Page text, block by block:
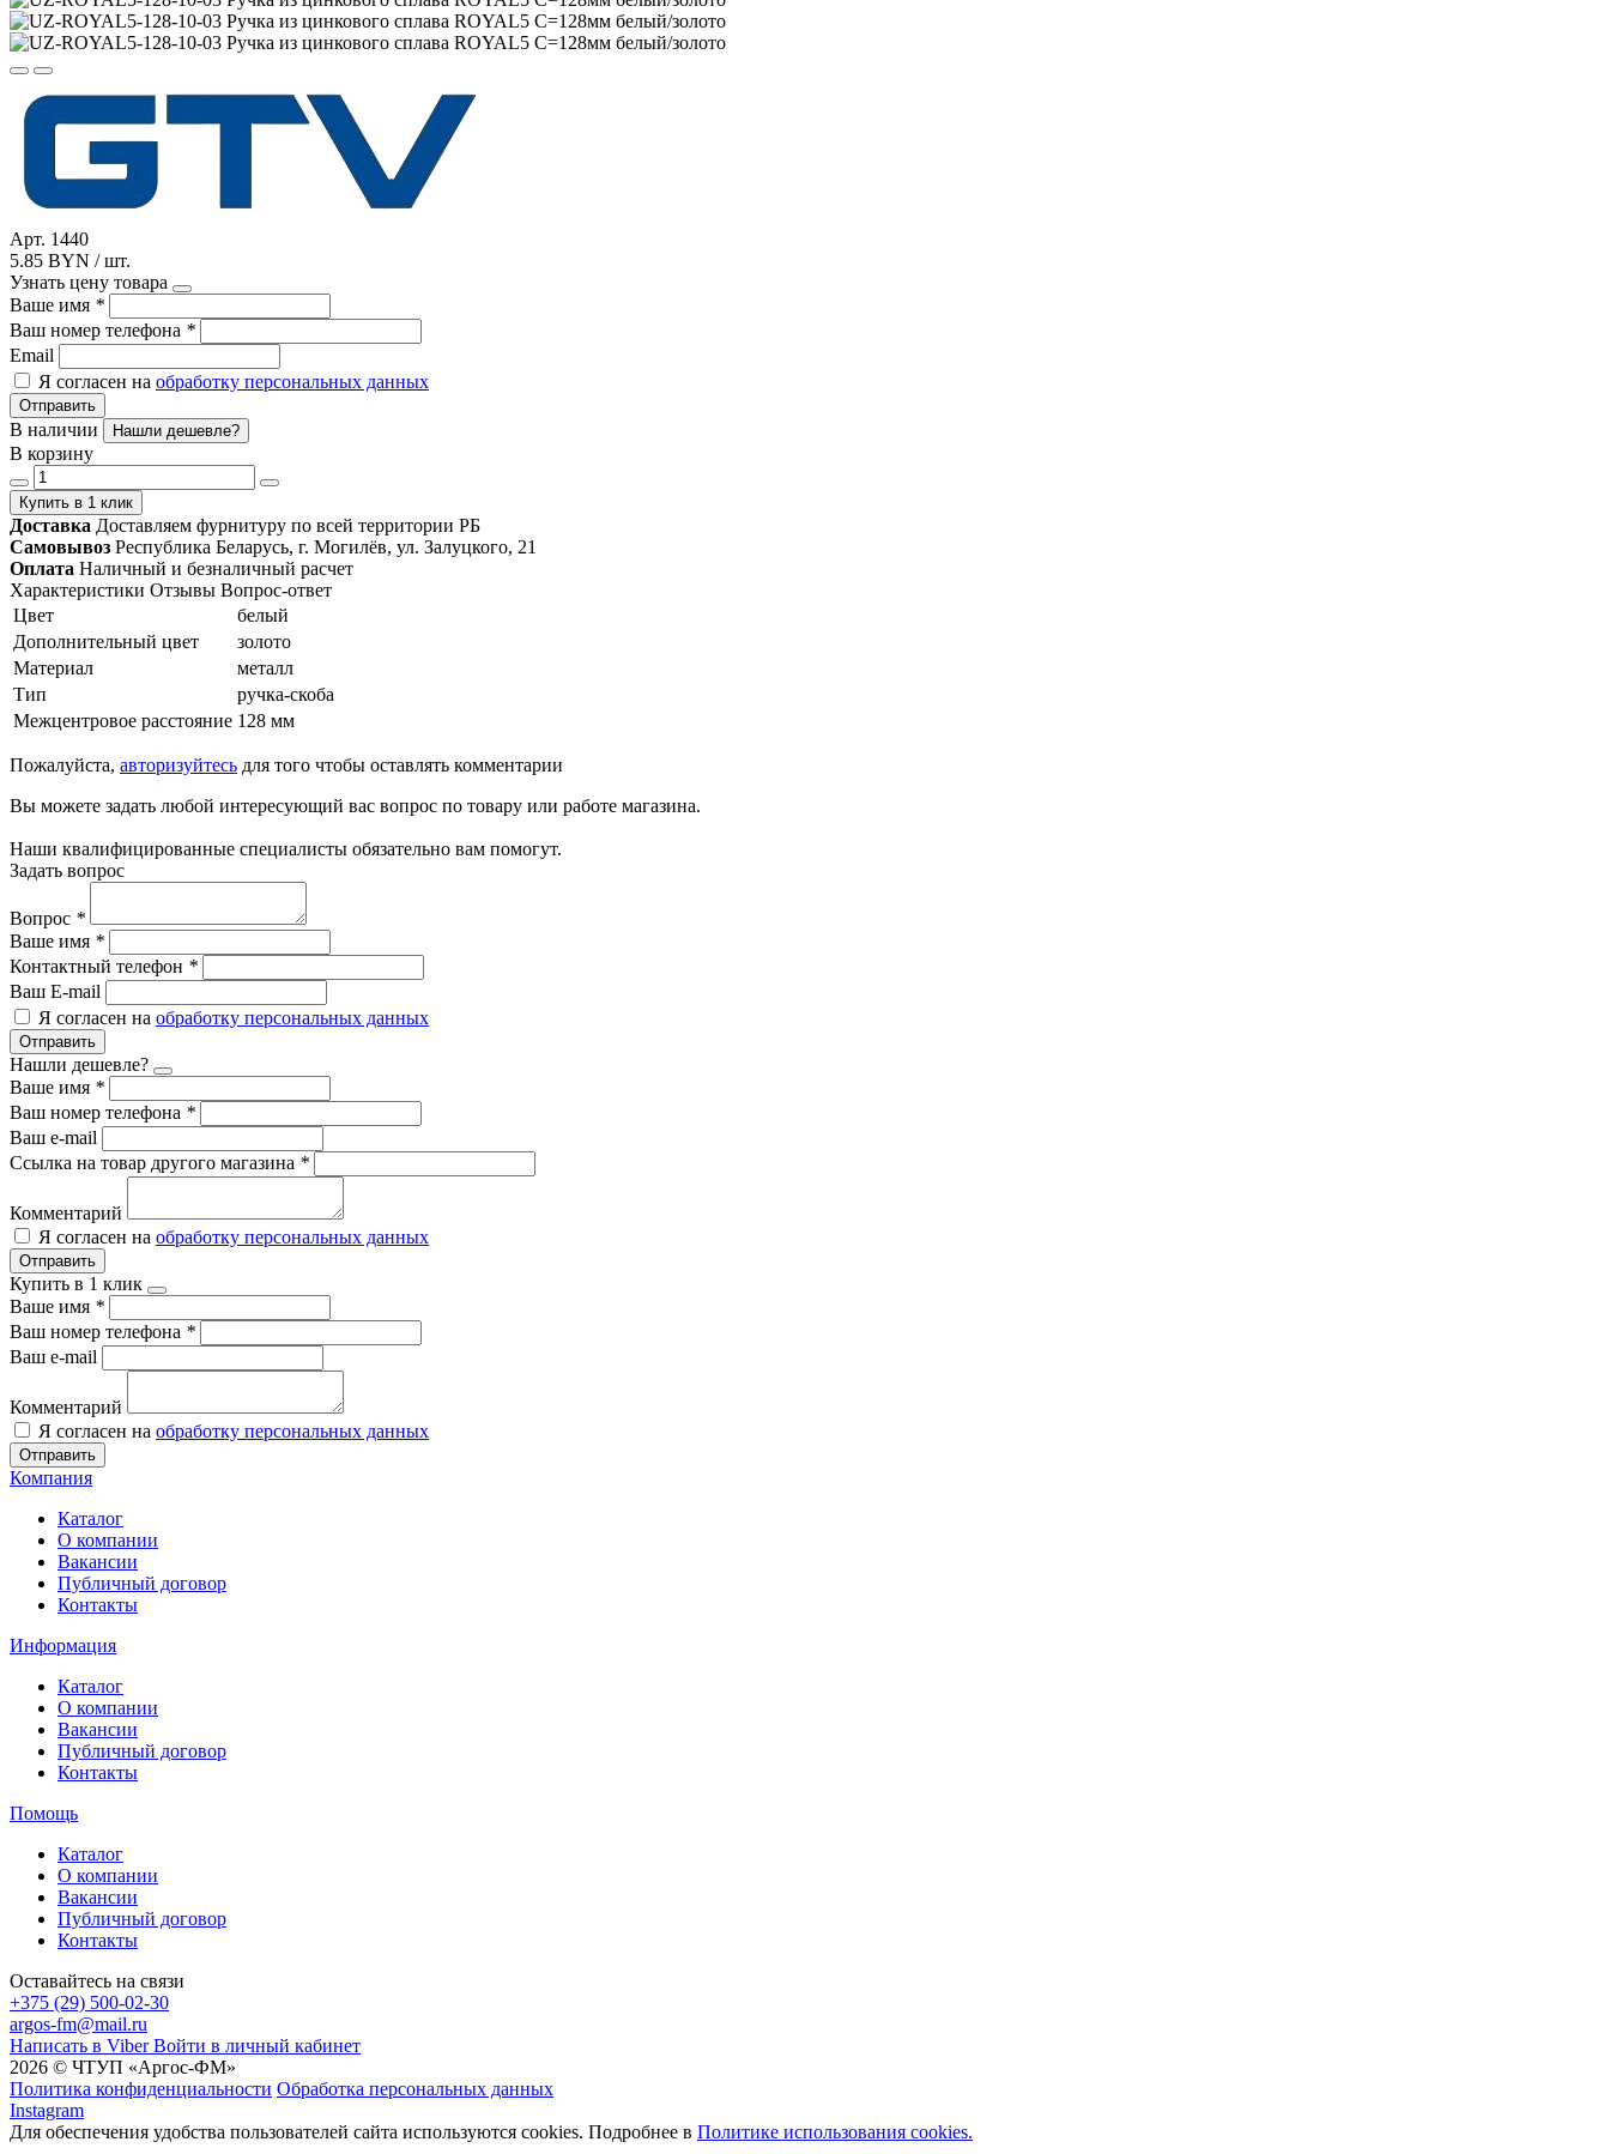
Арт. 1440
5.85 BYN / шт.
Узнать цену товара
Ваше имя *
Ваш номер телефона *
Email
Я согласен на обработку персональных данных
Отправить
В наличии Нашли дешевле?
В корзину
Купить в 1 клик
Доставка Доставляем фурнитуру по всей территории РБ
Самовывоз Республика Беларусь, г. Могилёв, ул. Залуцкого, 21
Оплата Наличный и безналичный расчет
Характеристики Отзывы Вопрос-ответ
Цвет
белый
Дополнительный цвет
золото
Материал
металл
Тип
ручка-скоба
Межцентровое расстояние 128 мм
Пожалуйста, авторизуйтесь для того чтобы оставлять комментарии
Вы можете задать любой интересующий вас вопрос по товару или работе магазина.
Наши квалифицированные специалисты обязательно вам помогут.
Задать вопрос
Вопрос *
Ваше имя *
Контактный телефон *
Ваш E-mail
Я согласен на обработку персональных данных
Отправить
Нашли дешевле?
Ваше имя *
Ваш номер телефона *
Ваш e-mail
Ссылка на товар другого магазина *
Комментарий
Я согласен на обработку персональных данных
Отправить
Купить в 1 клик
Ваше имя *
Ваш номер телефона *
Ваш e-mail
Комментарий
Я согласен на обработку персональных данных
Отправить
Компания
Каталог
О компании
Вакансии
Публичный договор
Контакты
Информация
Каталог
О компании
Вакансии
Публичный договор
Контакты
Помощь
Каталог
О компании
Вакансии
Публичный договор
Контакты
Оставайтесь на связи
+375 (29) 500-02-30
argos-fm@mail.ru
Написать в Viber Войти в личный кабинет
2026 © ЧТУП «Аргос-ФМ»
Политика конфиденциальности Обработка персональных данных
Instagram
Для обеспечения удобства пользователей сайта используются cookies. Подробнее в Политике использования cookies.